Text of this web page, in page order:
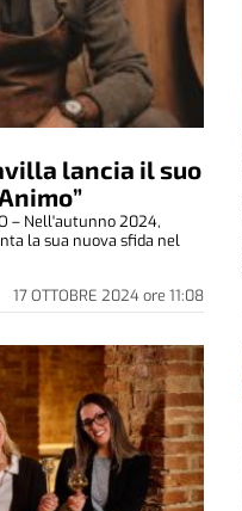
lancia il suo
17 OTTOBRE 2024ore 11:08
– Nell'autunno 2024,
la sua nuova sfida nel